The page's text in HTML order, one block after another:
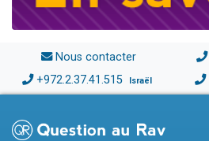
Nous contacter
+972.2.37.41.515 Israël